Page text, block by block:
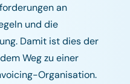
an
und die
Damit ist dies der
Weg zu einer
Organisation.